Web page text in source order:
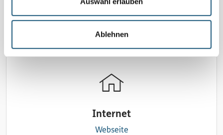
Ablehnen
Internet
Webseite